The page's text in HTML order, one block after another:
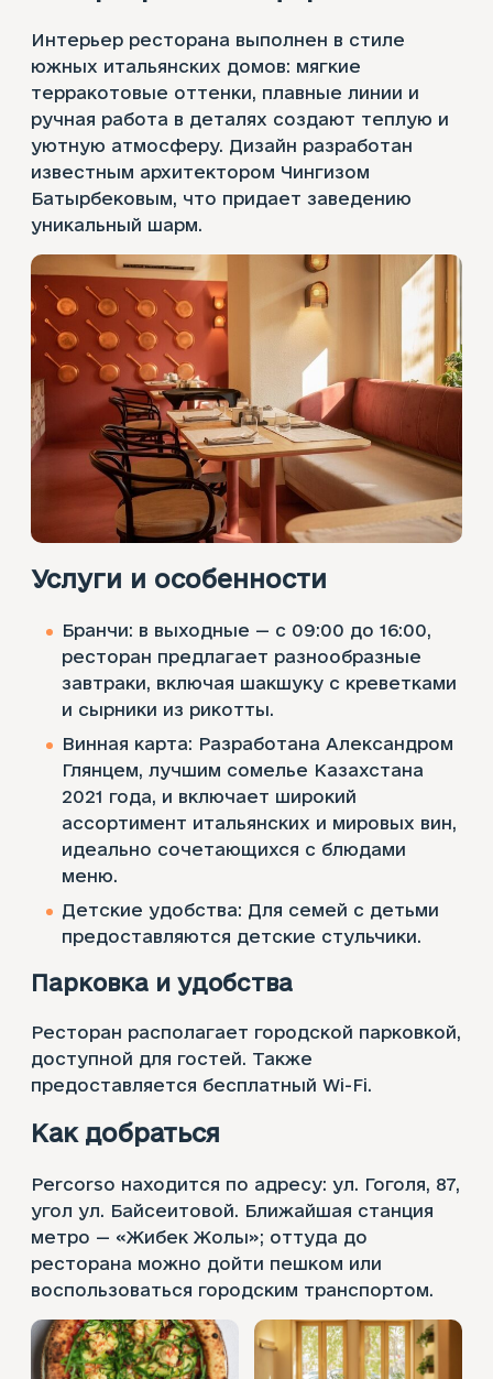
Интерьер ресторана выполнен в стиле
южных итальянских домов: мягкие
терракотовые оттенки, плавные линии и
ручная работа в деталях создают теплую и
уютную атмосферу. Дизайн разработан
известным архитектором Чингизом
Батырбековым, что придает заведению
уникальный шарм.
Услуги и особенности
Бранчи: в выходные — с 09:00 до 16:00,
ресторан предлагает разнообразные
завтраки, включая шакшуку с креветками
и сырники из рикотты.
Винная карта: Разработана Александром
Глянцем, лучшим сомелье Казахстана
2021 года, и включает широкий
ассортимент итальянских и мировых вин,
идеально сочетающихся с блюдами
меню.
Детские удобства: Для семей с детьми
предоставляются детские стульчики.
Парковка и удобства
Ресторан располагает городской парковкой,
доступной для гостей. Также
предоставляется бесплатный Wi-Fi.
Как добраться
Percorso находится по адресу: ул. Гоголя, 87,
угол ул. Байсеитовой. Ближайшая станция
метро — «Жибек Жолы»; оттуда до
ресторана можно дойти пешком или
воспользоваться городским транспортом.